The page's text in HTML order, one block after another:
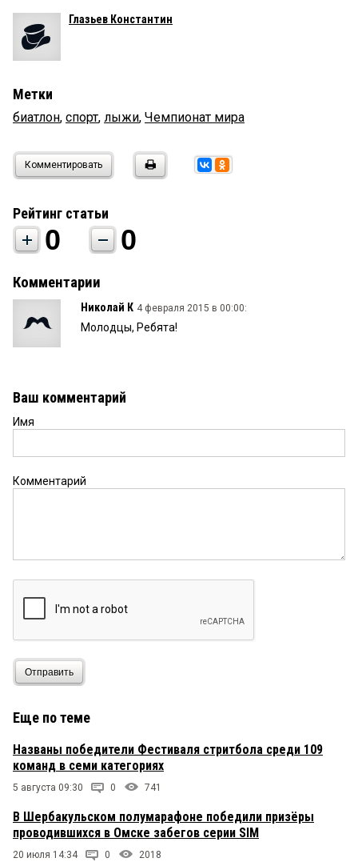
Глазьев Константин
Метки
биатлон, спорт, лыжи, Чемпионат мира
Комментировать
Рейтинг статьи
0 0
Комментарии
Николай К 4 февраля 2015 в 00:00:
Молодцы, Ребята!
Ваш комментарий
Имя
Комментарий
Отправить
Еще по теме
Названы победители Фестиваля стритбола среди 109
команд в семи категориях
5 августа 09:30 0 741
В Шербакульском полумарафоне победили призёры
проводившихся в Омске забегов серии SIM
20 июля 14:34 0 2018